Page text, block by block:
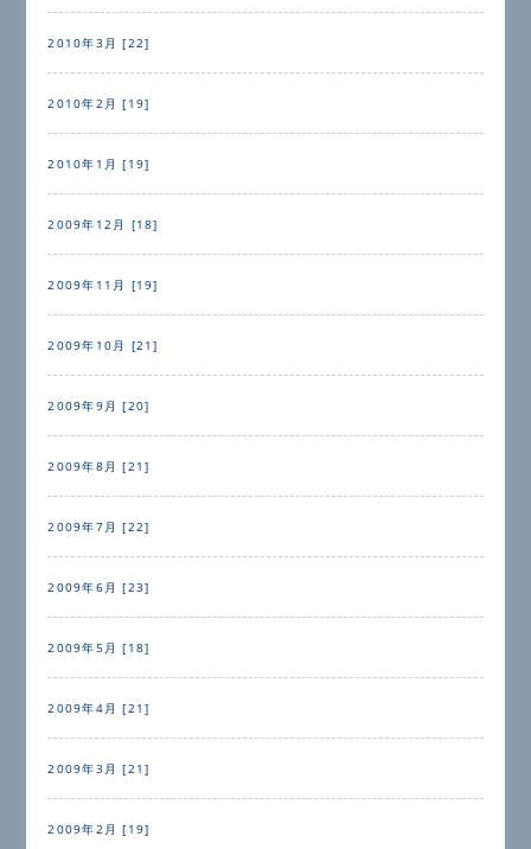
2010年3月 [22]
2010年2月 [19]
2010年1月 [19]
2009年12月 [18]
2009年11月 [19]
2009年10月 [21]
2009年9月 [20]
2009年8月 [21]
2009年7月 [22]
2009年6月 [23]
2009年5月 [18]
2009年4月 [21]
2009年3月 [21]
2009年2月 [19]